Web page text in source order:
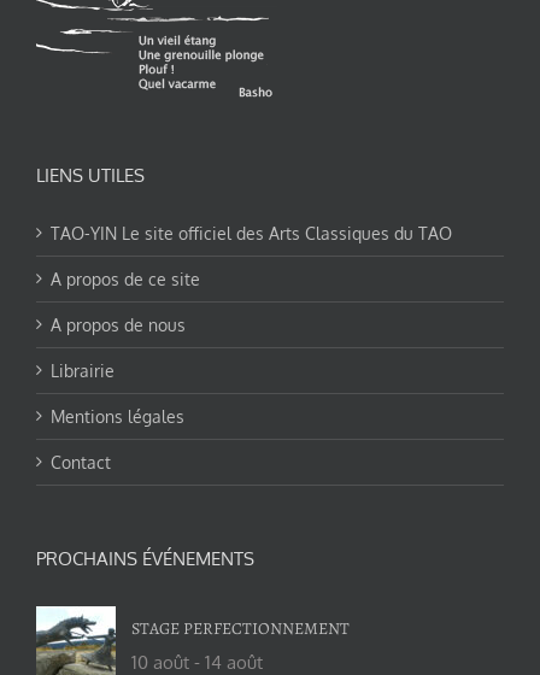
LIENS UTILES
TAO-YIN Le site officiel des Arts Classiques du TAO
A propos de ce site
A propos de nous
Librairie
Mentions légales
Contact
PROCHAINS ÉVÉNEMENTS
STAGE PERFECTIONNEMENT
10 août - 14 août